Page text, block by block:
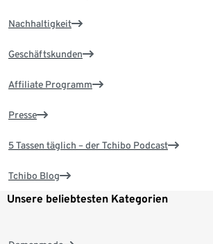
Nachhaltigkeit
Geschäftskunden
Affiliate Programm
Presse
5 Tassen täglich – der Tchibo Podcast
Tchibo Blog
Unsere beliebtesten Kategorien